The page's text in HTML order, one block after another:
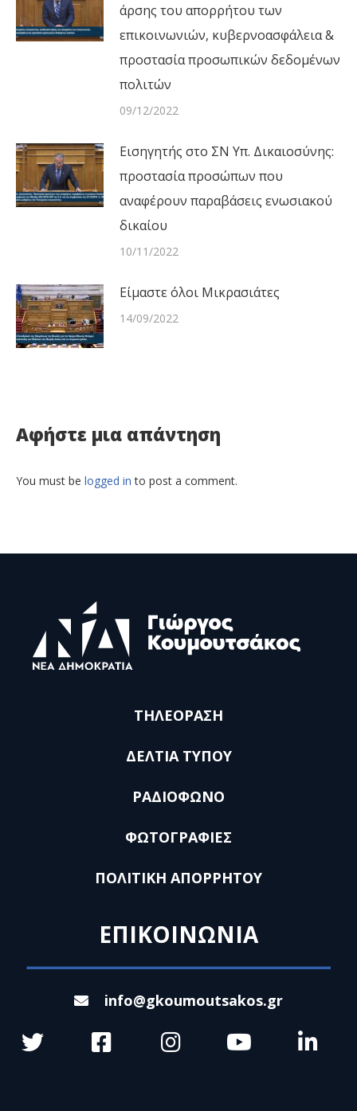
άρσης του απορρήτου των
επικοινωνιών, κυβερνοασφάλεια &
προστασία προσωπικών δεδομένων
πολιτών
09/12/2022
Εισηγητής στο ΣΝ Υπ. Δικαιοσύνης:
προστασία προσώπων που
αναφέρουν παραβάσεις ενωσιακού
δικαίου
10/11/2022
Είμαστε όλοι Μικρασιάτες
14/09/2022
Αφήστε μια απάντηση
You must be logged in to post a comment.
ΤΗΛΕΟΡΑΣΗ
ΔΕΛΤΙΑ ΤΥΠΟΥ
ΡΑΔΙΟΦΩΝΟ
ΦΩΤΟΓΡΑΦΙΕΣ
ΠΟΛΙΤΙΚΗ ΑΠΟΡΡΗΤΟΥ
ΕΠΙΚΟΙΝΩΝΙΑ
info@gkoumoutsakos.gr